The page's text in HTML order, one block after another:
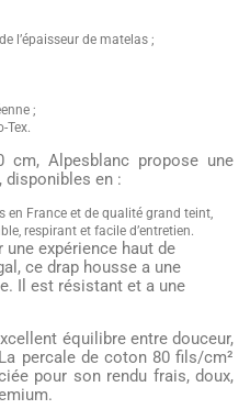
l’épaisseur de matelas ;
;
Tex.
cm, Alpesblanc propose une
disponibles en :
en France et de qualité grand teint,
respirant et facile d’entretien.
une expérience haut de
ce drap housse a une
Il est résistant et a une
équilibre entre douceur,
percale de coton 80 fils/cm²
pour son rendu frais, doux,